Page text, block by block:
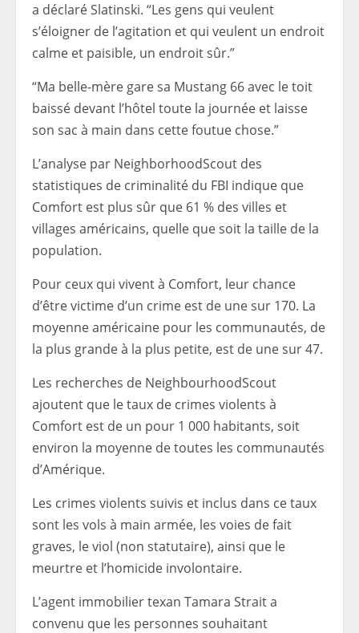
a déclaré Slatinski. “Les gens qui veulent
s’éloigner de l’agitation et qui veulent un endroit
calme et paisible, un endroit sûr.”
“Ma belle-mère gare sa Mustang 66 avec le toit
baissé devant l’hôtel toute la journée et laisse
son sac à main dans cette foutue chose.”
L’analyse par NeighborhoodScout des
statistiques de criminalité du FBI indique que
Comfort est plus sûr que 61 % des villes et
villages américains, quelle que soit la taille de la
population.
Pour ceux qui vivent à Comfort, leur chance
d’être victime d’un crime est de une sur 170. La
moyenne américaine pour les communautés, de
la plus grande à la plus petite, est de une sur 47.
Les recherches de NeighbourhoodScout
ajoutent que le taux de crimes violents à
Comfort est de un pour 1 000 habitants, soit
environ la moyenne de toutes les communautés
d’Amérique.
Les crimes violents suivis et inclus dans ce taux
sont les vols à main armée, les voies de fait
graves, le viol (non statutaire), ainsi que le
meurtre et l’homicide involontaire.
L’agent immobilier texan Tamara Strait a
convenu que les personnes souhaitant